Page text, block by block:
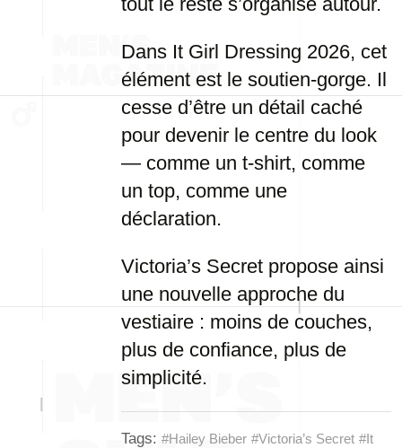
Dans It Girl Dressing 2026, cet
élément est le soutien-gorge. Il
cesse d’être un détail caché
pour devenir le centre du look
— comme un t-shirt, comme
un top, comme une
déclaration.
Victoria’s Secret propose ainsi
une nouvelle approche du
vestiaire : moins de couches,
plus de confiance, plus de
simplicité.
Tags: #Hailey Bieber #Victoria’s Secret #It